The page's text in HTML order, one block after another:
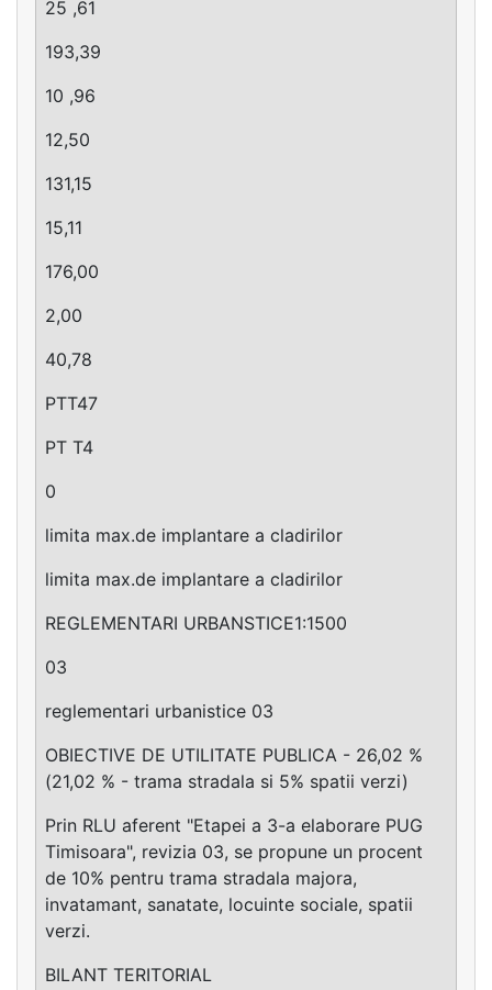
25 ,61
193,39
10 ,96
12,50
131,15
15,11
176,00
2,00
40,78
PTT47
PT T4
0
limita max.de implantare a cladirilor
limita max.de implantare a cladirilor
REGLEMENTARI URBANSTICE1:1500
03
reglementari urbanistice 03
OBIECTIVE DE UTILITATE PUBLICA - 26,02 %
(21,02 % - trama stradala si 5% spatii verzi)
Prin RLU aferent "Etapei a 3-a elaborare PUG
Timisoara", revizia 03, se propune un procent
de 10% pentru trama stradala majora,
invatamant, sanatate, locuinte sociale, spatii
verzi.
BILANT TERITORIAL